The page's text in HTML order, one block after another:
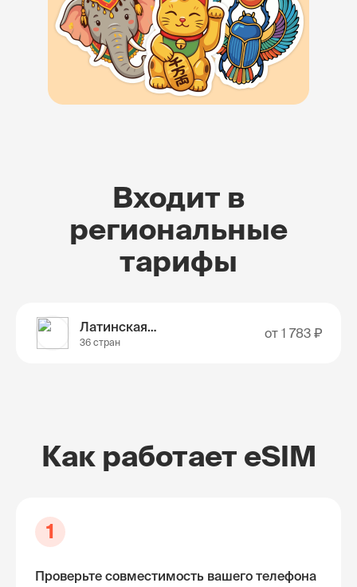
Входит в
региональные
тарифы
Латинская Америка
36 стран
от 1 783 ₽
Как работает eSIM
1
Проверьте совместимость вашего телефона